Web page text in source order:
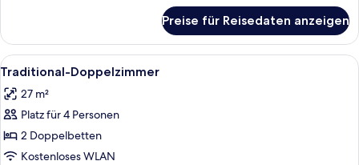
Zimmer,
1 King-
Bett
Preise für Reisedaten anzeigen
Alle
Fotos
für
Traditional-
Doppelzimmer
anzeigen
Ein Hotelzimmer mit zwei Betten,
6
Traditional-Doppelzimmer
27 m²
Platz für 4 Personen
2 Doppelbetten
Kostenloses WLAN